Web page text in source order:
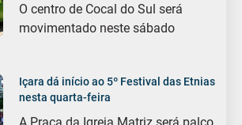
O centro de Cocal do Sul será
movimentado neste sábado
Içara dá início ao 5º Festival das Etnias
nesta quarta-feira